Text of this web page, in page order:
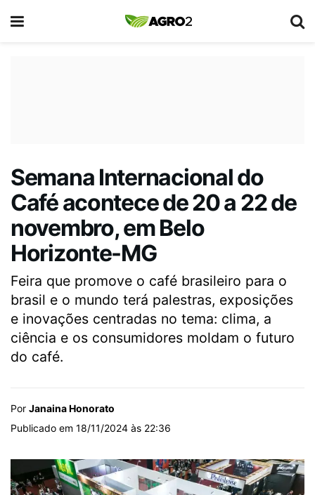
Semana Internacional do
Café acontece de 20 a 22 de
novembro, em Belo
Horizonte-MG
Feira que promove o café brasileiro para o
brasil e o mundo terá palestras, exposições
e inovações centradas no tema: clima, a
ciência e os consumidores moldam o futuro
do café.
Por Janaina Honorato
Publicado em 18/11/2024 às 22:36